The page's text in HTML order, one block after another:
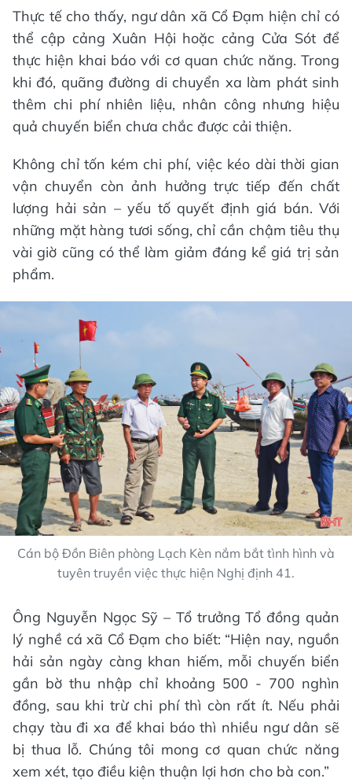
Thực tế cho thấy, ngư dân xã Cổ Đạm hiện chỉ có
thể cập cảng Xuân Hội hoặc cảng Cửa Sót để
thực hiện khai báo với cơ quan chức năng. Trong
khi đó, quãng đường di chuyển xa làm phát sinh
thêm chi phí nhiên liệu, nhân công nhưng hiệu
quả chuyến biển chưa chắc được cải thiện.
Không chỉ tốn kém chi phí, việc kéo dài thời gian
vận chuyển còn ảnh hưởng trực tiếp đến chất
lượng hải sản – yếu tố quyết định giá bán. Với
những mặt hàng tươi sống, chỉ cần chậm tiêu thụ
vài giờ cũng có thể làm giảm đáng kể giá trị sản
phẩm.
Cán bộ Đồn Biên phòng Lạch Kèn nắm bắt tình hình và
tuyên truyền việc thực hiện Nghị định 41.
Ông Nguyễn Ngọc Sỹ – Tổ trưởng Tổ đồng quản
lý nghề cá xã Cổ Đạm cho biết: “Hiện nay, nguồn
hải sản ngày càng khan hiếm, mỗi chuyến biển
gần bờ thu nhập chỉ khoảng 500 - 700 nghìn
đồng, sau khi trừ chi phí thì còn rất ít. Nếu phải
chạy tàu đi xa để khai báo thì nhiều ngư dân sẽ
bị thua lỗ. Chúng tôi mong cơ quan chức năng
xem xét, tạo điều kiện thuận lợi hơn cho bà con.”